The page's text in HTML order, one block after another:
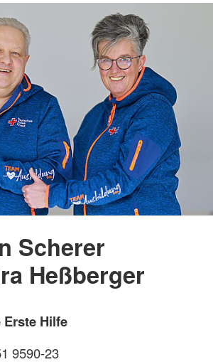
Scherer
Heßberger
Hilfe
9590-23